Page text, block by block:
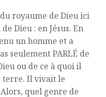
royaume de Dieu ici
Dieu : en Jésus. En
un homme et a
seulement PARLÉ de
ou de ce à quoi il
terre. Il vivait le
quel genre de